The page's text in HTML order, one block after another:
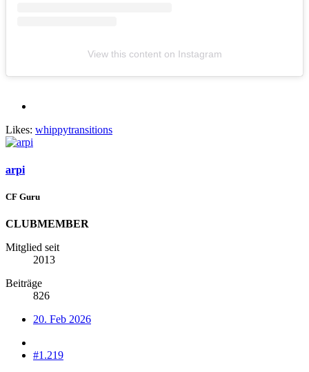
View this content on Instagram
Likes: whippytransitions
arpi
CF Guru
CLUBMEMBER
Mitglied seit
2013
Beiträge
826
20. Feb 2026
#1.219